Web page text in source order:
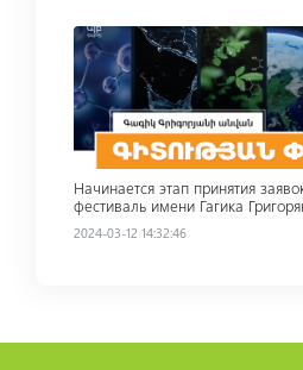
Read more
Начинается этап принятия
фестиваль имени Гагика
2024-03-12 14:32:46